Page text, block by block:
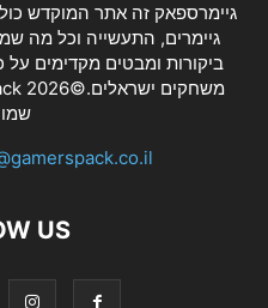
גיימרספאק זה אתר המוקדש
גיימרים, התעשייה וכל מה
ביקורות ומבטים מקדימים
US